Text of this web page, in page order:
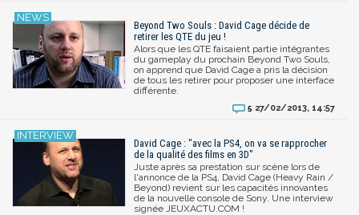
Beyond Two Souls : David Cage décide de
retirer les QTE du jeu !
Alors que les QTE faisaient partie intégrantes
du gameplay du prochain Beyond Two Souls,
on apprend que David Cage a pris la décision
de tous les retirer pour proposer une interface
différente.
5 27/02/2013, 14:57
David Cage : "avec la PS4, on va se rapprocher
de la qualité des films en 3D"
Juste après sa prestation sur scène lors de
l'annonce de la PS4, David Cage (Heavy Rain /
Beyond) revient sur les capacités innovantes
de la nouvelle console de Sony. Une interview
signée JEUXACTU.COM !